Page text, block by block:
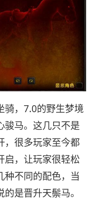
骑，7.0的野生梦境
骏马。这几只不是
，很多玩家至今都
启，让玩家很轻松
种不同的配色，当
是晋升天鬃马。